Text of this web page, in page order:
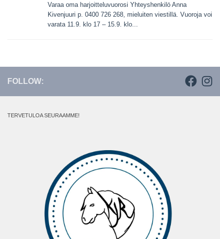
Varaa oma harjoitteluvuorosi Yhteyshenkilö Anna
Kivenjuuri p. 0400 726 268, mieluiten viestillä. Vuoroja voi
varata 11.9. klo 17 – 15.9. klo...
FOLLOW:
TERVETULOA SEURAAMME!